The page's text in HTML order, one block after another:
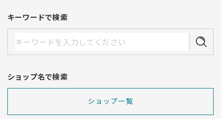
キーワードで検索
ショップ名で検索
ショップ一覧